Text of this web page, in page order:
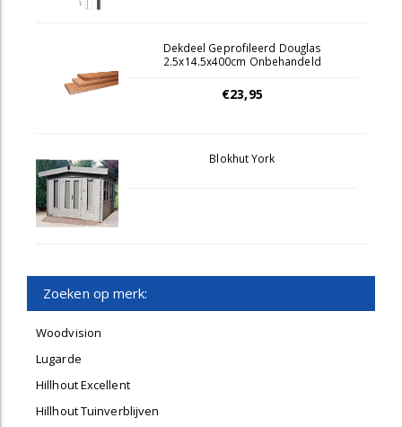
Dekdeel Geprofileerd Douglas
2.5x14.5x400cm Onbehandeld
€23,95
Blokhut York
Zoeken op merk:
Woodvision
Lugarde
Hillhout Excellent
Hillhout Tuinverblijven